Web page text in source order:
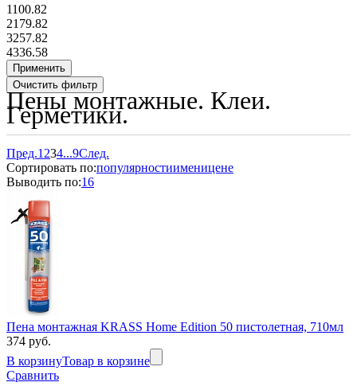
1100.82
2179.82
3257.82
4336.58
Пены монтажные. Клеи.
Герметики.
Пред.1 234...9След.
Сортировать по:популярностиименицене
Выводить по:16
Пена монтажная KRASS Home Edition 50 пистолетная, 710мл
374 руб.
В корзинуТовар в корзине
Сравнить